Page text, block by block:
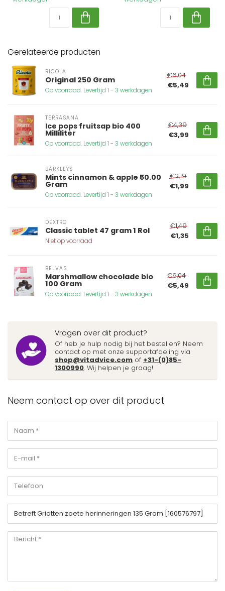
Gerelateerde producten
RICOLA
Original 250 Gram
Op voorraad. Levertijd 1 - 3 werkdagen
€6,04
€5,49
TERRASANA
Ice pops fruitsap bio 400
Milliliter
Op voorraad. Levertijd 1 - 3 werkdagen
€4,39
€3,99
BARKLEYS
Mints cinnamon & apple 50.00
Gram
Op voorraad. Levertijd 1 - 3 werkdagen
€2,19
€1,99
DEXTRO
Classic tablet 47 gram 1 Rol
Niet op voorraad
€1,49
€1,35
BELVAS
Marshmallow chocolade bio
100 Gram
Op voorraad. Levertijd 1 - 3 werkdagen
€6,04
€5,49
Vragen over dit product?
Of heb je hulp nodig bij het bestellen? Neem
contact op met onze supportafdeling via
shop@vitadvice.com of +31-(0)85-
1300990. Wij helpen je graag!
Neem contact op over dit product